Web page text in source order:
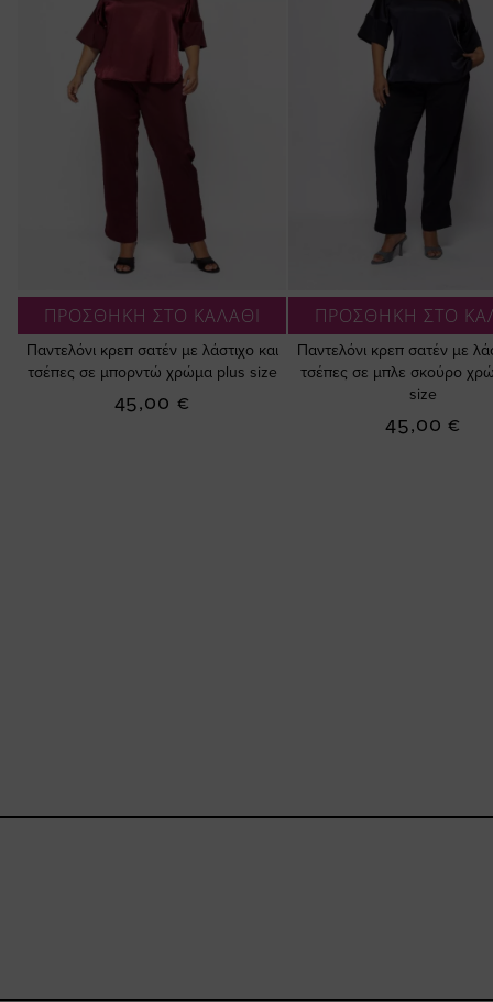
ΠΡΟΣΘΗΚΗ ΣΤΟ ΚΑΛΑΘΙ
Παντελόνι κρεπ σατέν με λάστιχο και
τσέπες σε μπορντώ χρώμα plus size
45,00 €
ΠΡΟΣΘΗΚΗ ΣΤΟ
Παντελόνι κρεπ σατέν με
τσέπες σε μπλε σκούρο
size
45,00 €